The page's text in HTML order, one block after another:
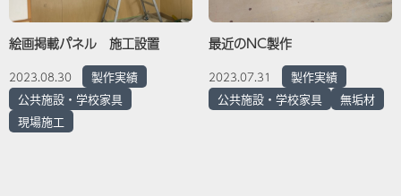
絵画掲載パネル 施工設置
2023.08.30
製作実績
公共施設・学校家具
現場施工
最近のNC製作
2023.07.31
製作実績
公共施設・学校家具
無垢材